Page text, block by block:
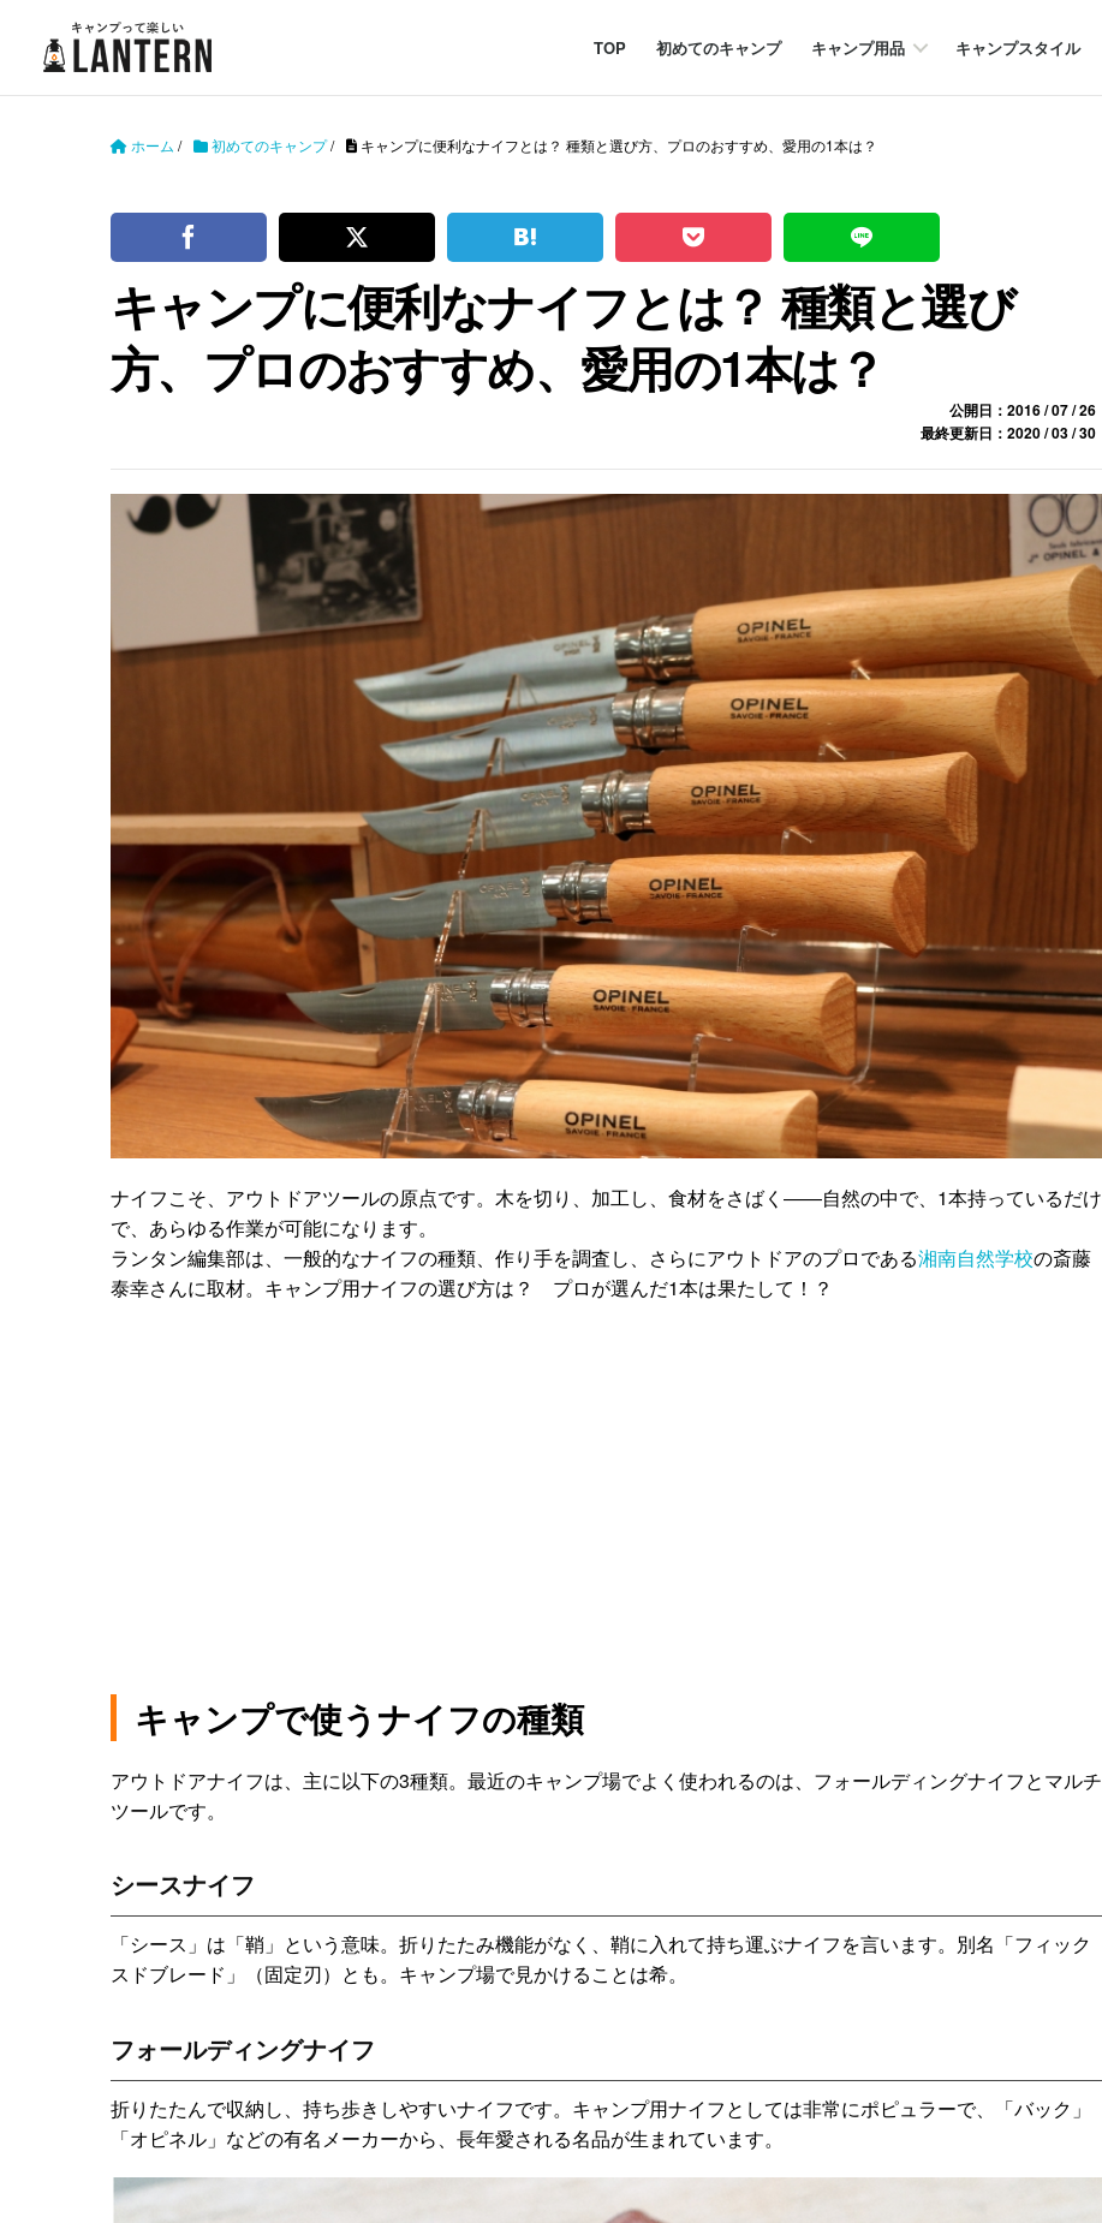
TOP 初めてのキャンプ キャンプ用品 キャンプスタイル
ホーム / 初めてのキャンプ/ キャンプに便利なナイフとは？ 種類と選び方、プロのおすすめ、愛用の1本は？
キャンプに便利なナイフとは？ 種類と選び
方、プロのおすすめ、愛用の1本は？
公開日：2016 / 07 / 26
最終更新日：2020 / 03 / 30
ナイフこそ、アウトドアツールの原点です。木を切り、加工し、食材をさばく――自然の中で、1本持っているだけ
で、あらゆる作業が可能になります。
ランタン編集部は、一般的なナイフの種類、作り手を調査し、さらにアウトドアのプロである湘南自然学校の斎藤
泰幸さんに取材。キャンプ用ナイフの選び方は？ プロが選んだ1本は果たして！？
キャンプで使うナイフの種類
アウトドアナイフは、主に以下の3種類。最近のキャンプ場でよく使われるのは、フォールディングナイフとマルチ
ツールです。
シースナイフ
「シース」は「鞘」という意味。折りたたみ機能がなく、鞘に入れて持ち運ぶナイフを言います。別名「フィック
スドブレード」（固定刃）とも。キャンプ場で見かけることは希。
フォールディングナイフ
折りたたんで収納し、持ち歩きしやすいナイフです。キャンプ用ナイフとしては非常にポピュラーで、「バック」
「オピネル」などの有名メーカーから、長年愛される名品が生まれています。